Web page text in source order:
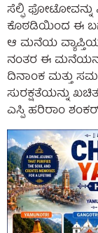
ಸೆಲ್ಫಿ ಫೋಟೋವನ್ನು
ಕೊಠಡಿಯಿಂದ ಈ
ಆ ಮನೆಯ ವ್ಯಾಪ್ತಿಯ
ನಂತರ ಈ
ದಿನಾಂಕ ಮತ್ತು
ಸುರಕ್ಷತೆಯನ್ನು
ಎಸ್ಪಿ ಹರಿರಾಂ